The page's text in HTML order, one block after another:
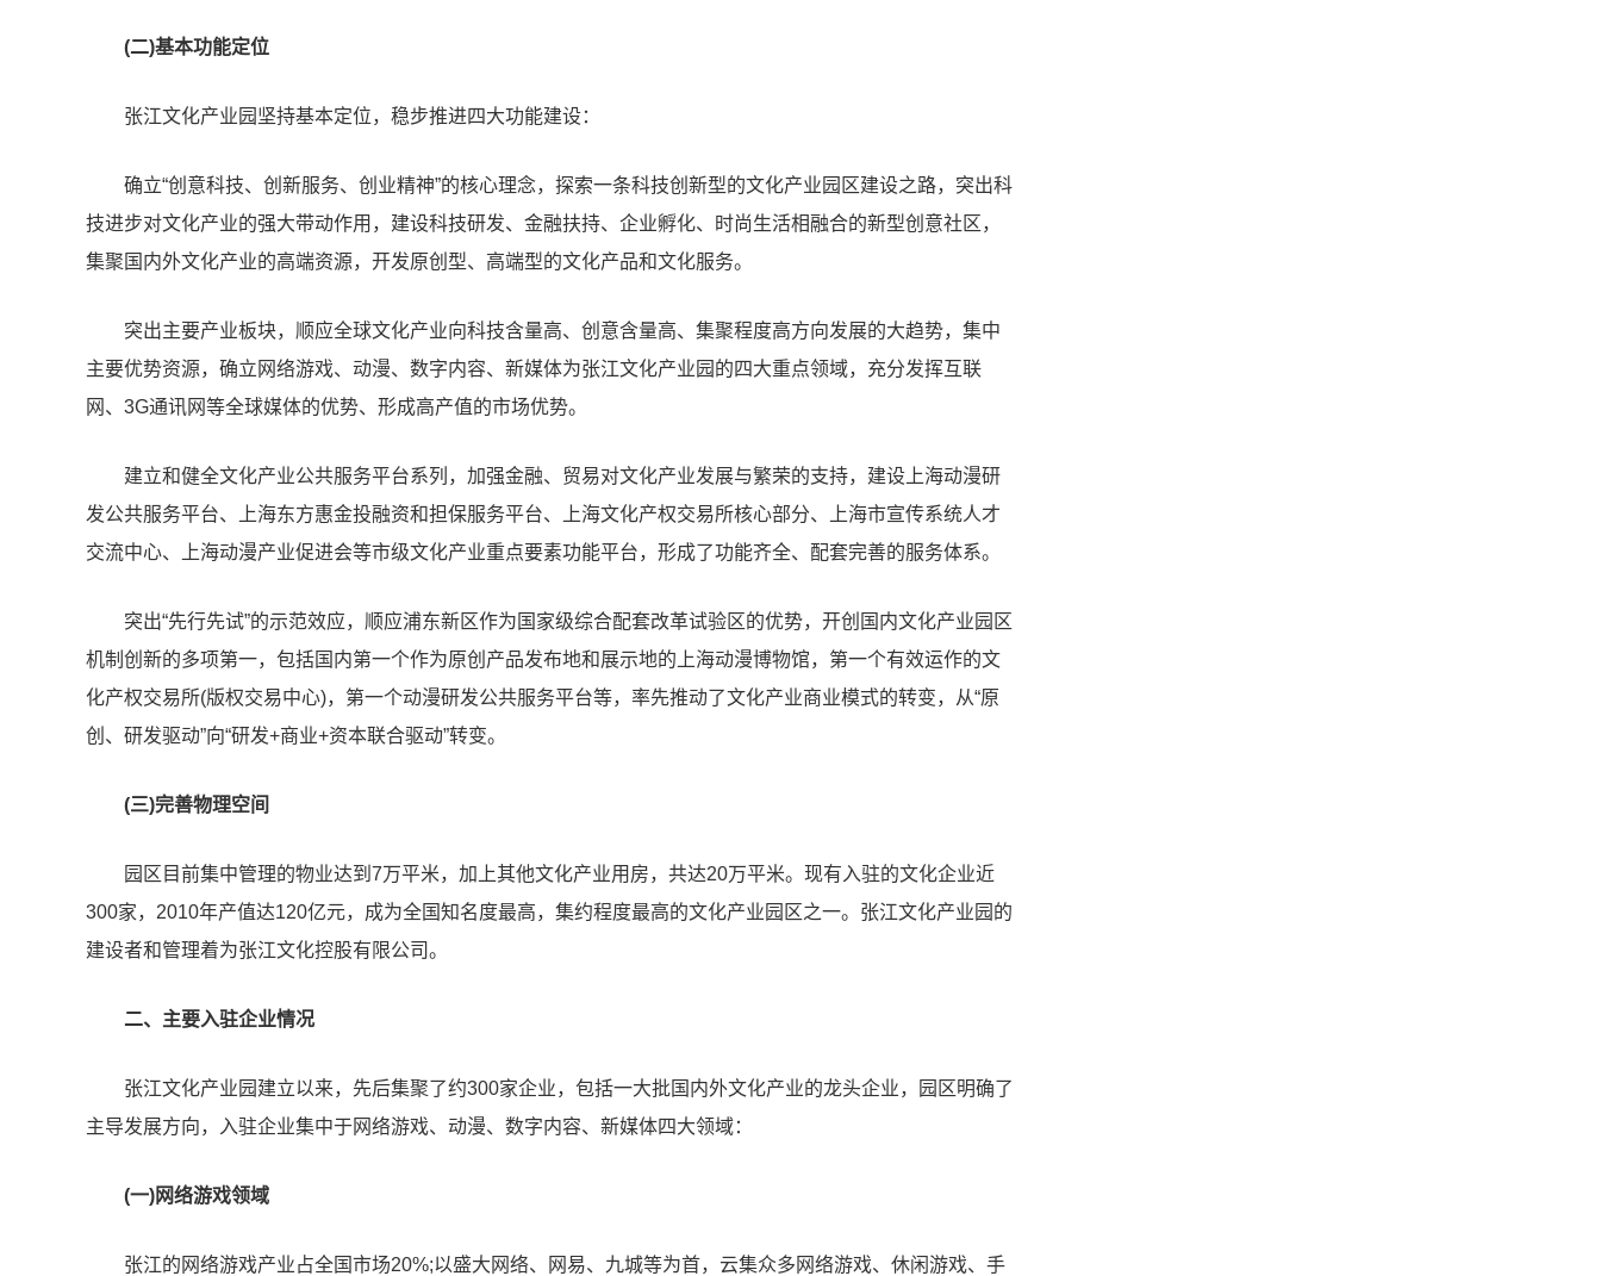
(二)基本功能定位
张江文化产业园坚持基本定位，稳步推进四大功能建设：
确立“创意科技、创新服务、创业精神”的核心理念，探索一条科技创新型的文化产业园区建设之路，突出科
技进步对文化产业的强大带动作用，建设科技研发、金融扶持、企业孵化、时尚生活相融合的新型创意社区，
集聚国内外文化产业的高端资源，开发原创型、高端型的文化产品和文化服务。
突出主要产业板块，顺应全球文化产业向科技含量高、创意含量高、集聚程度高方向发展的大趋势，集中
主要优势资源，确立网络游戏、动漫、数字内容、新媒体为张江文化产业园的四大重点领域，充分发挥互联
网、3G通讯网等全球媒体的优势、形成高产值的市场优势。
建立和健全文化产业公共服务平台系列，加强金融、贸易对文化产业发展与繁荣的支持，建设上海动漫研
发公共服务平台、上海东方惠金投融资和担保服务平台、上海文化产权交易所核心部分、上海市宣传系统人才
交流中心、上海动漫产业促进会等市级文化产业重点要素功能平台，形成了功能齐全、配套完善的服务体系。
突出“先行先试”的示范效应，顺应浦东新区作为国家级综合配套改革试验区的优势，开创国内文化产业园区
机制创新的多项第一，包括国内第一个作为原创产品发布地和展示地的上海动漫博物馆，第一个有效运作的文
化产权交易所(版权交易中心)，第一个动漫研发公共服务平台等，率先推动了文化产业商业模式的转变，从“原
创、研发驱动”向“研发+商业+资本联合驱动”转变。
(三)完善物理空间
园区目前集中管理的物业达到7万平米，加上其他文化产业用房，共达20万平米。现有入驻的文化企业近
300家，2010年产值达120亿元，成为全国知名度最高，集约程度最高的文化产业园区之一。张江文化产业园的
建设者和管理着为张江文化控股有限公司。
二、主要入驻企业情况
张江文化产业园建立以来，先后集聚了约300家企业，包括一大批国内外文化产业的龙头企业，园区明确了
主导发展方向，入驻企业集中于网络游戏、动漫、数字内容、新媒体四大领域：
(一)网络游戏领域
张江的网络游戏产业占全国市场20%;以盛大网络、网易、九城等为首，云集众多网络游戏、休闲游戏、手